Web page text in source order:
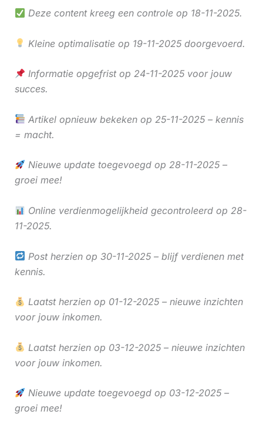
Deze content kreeg een controle op 18-11-2025.
Kleine optimalisatie op 19-11-2025 doorgevoerd.
Informatie opgefrist op 24-11-2025 voor jouw
succes.
Artikel opnieuw bekeken op 25-11-2025 – kennis
= macht.
Nieuwe update toegevoegd op 28-11-2025 –
groei mee!
Online verdienmogelijkheid gecontroleerd op 28-
11-2025.
Post herzien op 30-11-2025 – blijf verdienen met
kennis.
Laatst herzien op 01-12-2025 – nieuwe inzichten
voor jouw inkomen.
Laatst herzien op 03-12-2025 – nieuwe inzichten
voor jouw inkomen.
Nieuwe update toegevoegd op 03-12-2025 –
groei mee!